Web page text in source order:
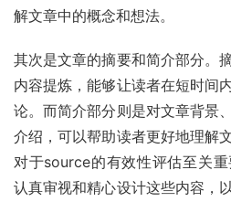
解文章中的概念和想法。
其次是文章的摘要和简介部分。
内容提炼，能够让读者在短时间
论。而简介部分则是对文章背景
介绍，可以帮助读者更好地理解
对于source的有效性评估至关
认真审视和精心设计这些内容，